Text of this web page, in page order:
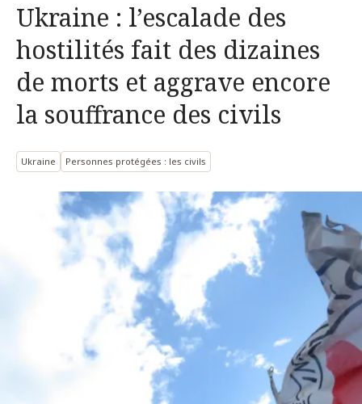
Ukraine : l’escalade des
hostilités fait des dizaines
de morts et aggrave encore
la souffrance des civils
Ukraine Personnes protégées : les civils